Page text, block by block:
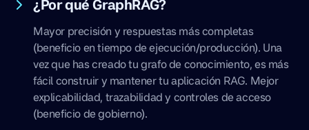
¿Por qué GraphRAG?
Mayor precisión y respuestas más completas
(beneficio en tiempo de ejecución/producción). Una
vez que has creado tu grafo de conocimiento, es más
fácil construir y mantener tu aplicación RAG. Mejor
explicabilidad, trazabilidad y controles de acceso
(beneficio de gobierno).